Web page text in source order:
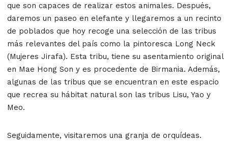
que son capaces de realizar estos animales. Después,
daremos un paseo en elefante y llegaremos a un recinto
de poblados que hoy recoge una selección de las tribus
más relevantes del país como la pintoresca Long Neck
(Mujeres Jirafa). Esta tribu, tiene su asentamiento original
en Mae Hong Son y es procedente de Birmania. Además,
algunas de las tribus que se encuentran en este espacio
que recrea su hábitat natural son las tribus Lisu, Yao y
Meo.
Seguidamente, visitaremos una granja de orquídeas.